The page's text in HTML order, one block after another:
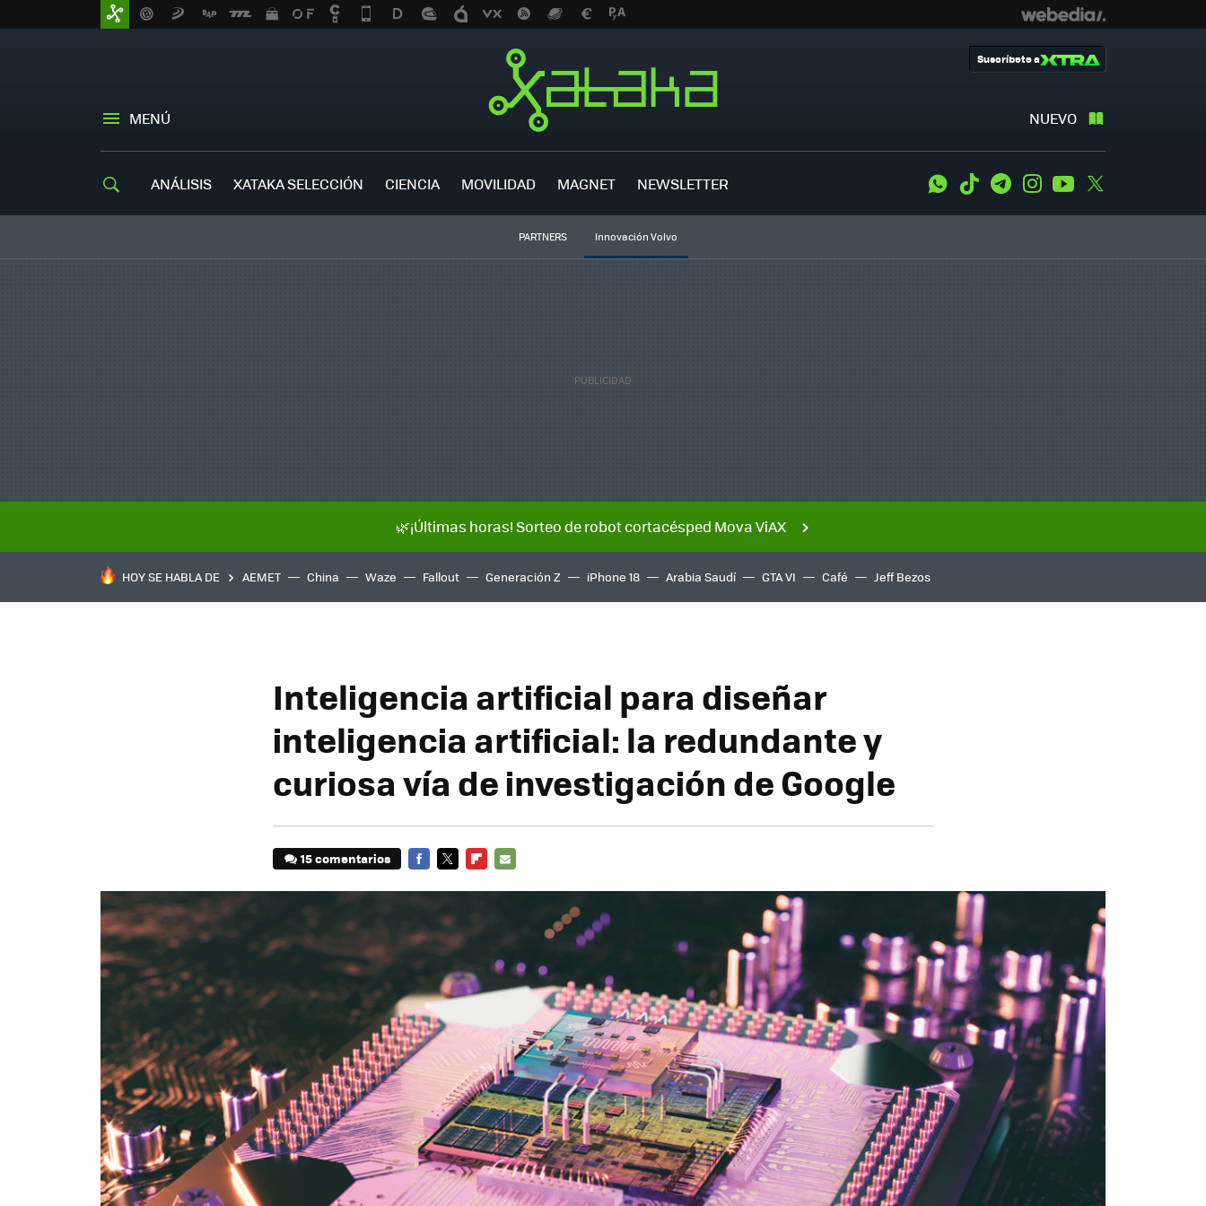
MENÚ NUEVO
Suscríbete a
ANÁLISIS XATAKA SELECCIÓN CIENCIA MOVILIDAD MAGNET NEWSLETTER WhatsApp
Tiktok TelegramInstagramYoutube
PARTNERS Innovación Volvo
🌿¡Últimas horas! Sorteo de robot cortacésped Mova ViAX
HOY SE HABLA DE AEMET China Waze Fallout Generación Z iPhone 18 Arabia Saudí GTA VI Café Jeff Bezos
Inteligencia artificial para diseñar
inteligencia artificial: la redundante y
curiosa vía de investigación de Google
15 comentarios